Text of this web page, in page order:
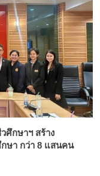
ศึกษาฯ สร้าง
ษา กว่า 8 แสนคน